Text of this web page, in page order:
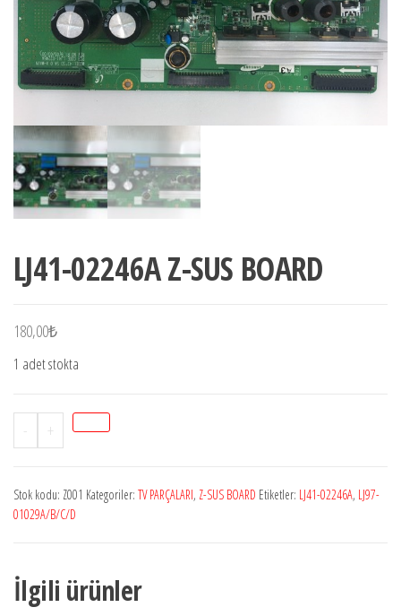
LJ41-02246A Z-SUS BOARD
180,00₺
1 adet stokta
-
LJ41-
02246A
SUS
BOARD
+
Stok kodu: Z001 Kategoriler: TV PARÇALARI, Z-SUS BOARD Etiketler: LJ41-02246A, LJ97-
01029A/B/C/D
İlgili ürünler